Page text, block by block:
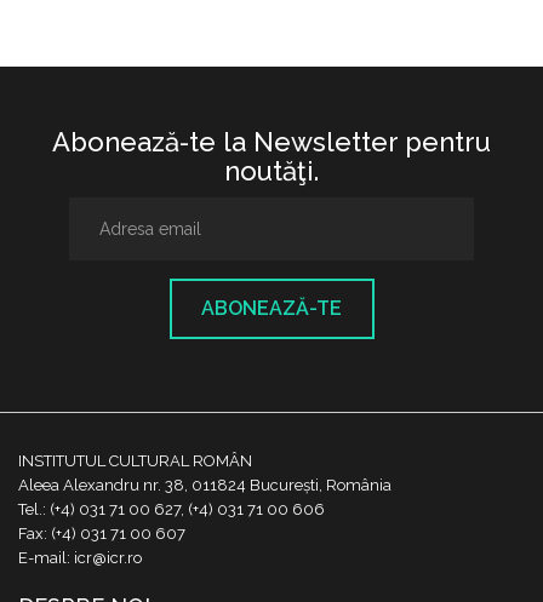
Abonează-te la Newsletter pentru
noutăţi.
ABONEAZĂ-TE
INSTITUTUL CULTURAL ROMÂN
Aleea Alexandru nr. 38, 011824 București, România
Tel.: (+4) 031 71 00 627, (+4) 031 71 00 606
Fax: (+4) 031 71 00 607
E-mail: icr@icr.ro